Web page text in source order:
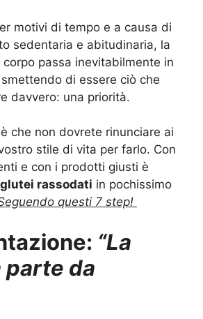
motivi di tempo e a causa di
sedentaria e abitudinaria, la
passa inevitabilmente in
di essere ciò che
davvero: una priorità.
che non dovrete rinunciare ai
stile di vita per farlo. Con
e con i prodotti giusti è
glutei rassodati in pochissimo
questi 7 step!
“La
parte da